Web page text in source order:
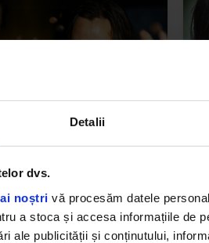
Detalii
dvs.
noștri vă procesăm datele
a stoca și accesa informațiile de
ale publicității și conținutului,
Reeves își confirmă
al Hollywood-ului: a
din câștigurile sale
4 IANUARIE 2022